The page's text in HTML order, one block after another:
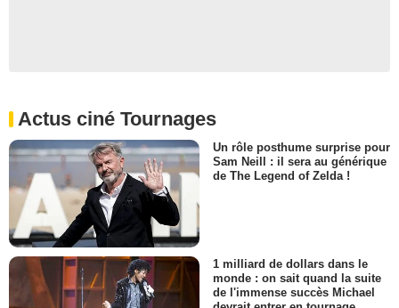
Actus ciné Tournages
Un rôle posthume surprise pour
Sam Neill : il sera au générique
de The Legend of Zelda !
1 milliard de dollars dans le
monde : on sait quand la suite
de l'immense succès Michael